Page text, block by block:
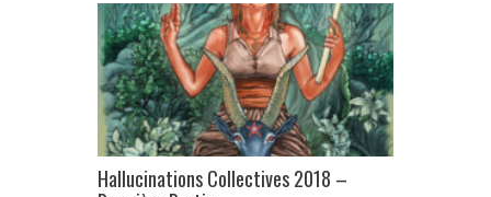
Hallucinations Collectives 2018 –